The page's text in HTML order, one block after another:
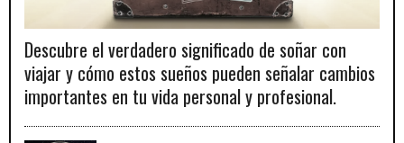
Descubre el verdadero significado de soñar con
viajar y cómo estos sueños pueden señalar cambios
importantes en tu vida personal y profesional.